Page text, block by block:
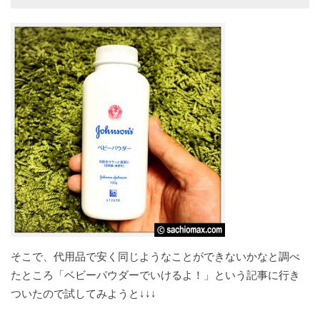
そこで、代用品で安く同じようなことができないかなと調べ
たところ「ベビーパウダーでいけるよ！」という記事に行き
ついたので試してみようと↓↓↓